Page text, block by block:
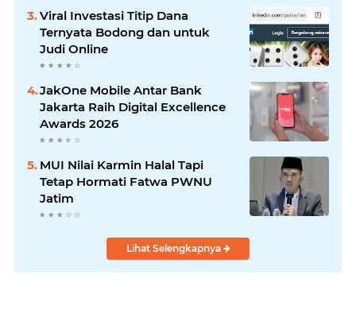
Viral Investasi Titip Dana
Ternyata Bodong dan untuk
Judi Online
JakOne Mobile Antar Bank
Jakarta Raih Digital Excellence
Awards 2026
MUI Nilai Karmin Halal Tapi
Tetap Hormati Fatwa PWNU
Jatim
Lihat Selengkapnya